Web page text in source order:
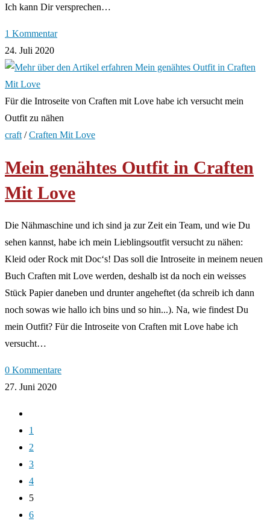
Ich kann Dir versprechen…
1 Kommentar
24. Juli 2020
Für die Introseite von Craften mit Love habe ich versucht mein
Outfit zu nähen
craft /Craften Mit Love
Mein genähtes Outfit in Craften
Mit Love
Die Nähmaschine und ich sind ja zur Zeit ein Team, und wie Du
sehen kannst, habe ich mein Lieblingsoutfit versucht zu nähen:
Kleid oder Rock mit Doc‘s! Das soll die Introseite in meinem neuen
Buch Craften mit Love werden, deshalb ist da noch ein weisses
Stück Papier daneben und drunter angeheftet (da schreib ich dann
noch sowas wie hallo ich bins und so hin...). Na, wie findest Du
mein Outfit? Für die Introseite von Craften mit Love habe ich
versucht…
0 Kommentare
27. Juni 2020
vorherigen
Seite
1
2
3
4
5
6